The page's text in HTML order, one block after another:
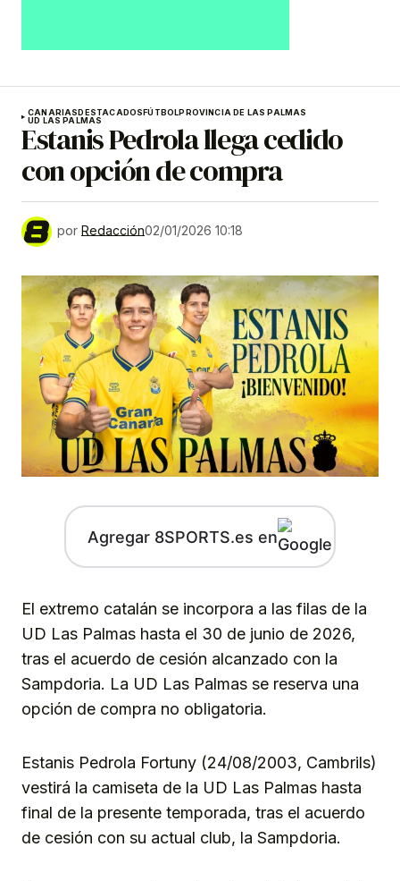
CANARIASDESTACADOSFÚTBOLPROVINCIA DE LAS PALMAS
UD LAS PALMAS
Estanis Pedrola llega cedido
con opción de compra
por Redacción02/01/2026 10:18
Agregar 8SPORTS.es en
El extremo catalán se incorpora a las filas de la
UD Las Palmas hasta el 30 de junio de 2026,
tras el acuerdo de cesión alcanzado con la
Sampdoria. La UD Las Palmas se reserva una
opción de compra no obligatoria.
Estanis Pedrola Fortuny (24/08/2003, Cambrils)
vestirá la camiseta de la UD Las Palmas hasta
final de la presente temporada, tras el acuerdo
de cesión con su actual club, la Sampdoria.